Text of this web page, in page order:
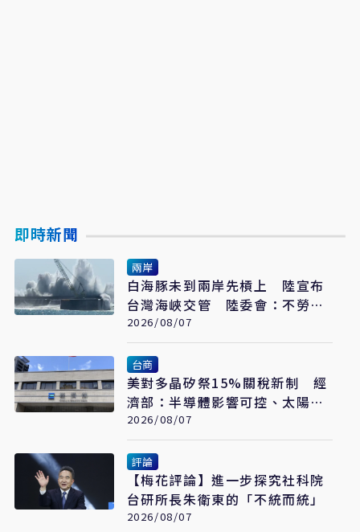
即時新聞
兩岸
白海豚未到兩岸先槓上 陸宣布
台灣海峽交管 陸委會：不勞費
心
2026/08/07
台商
美對多晶矽祭15%關稅新制 經
濟部：半導體影響可控、太陽能
產業衝擊有限
2026/08/07
評論
【梅花評論】進一步探究社科院
台研所長朱衛東的「不統而統」
2026/08/07